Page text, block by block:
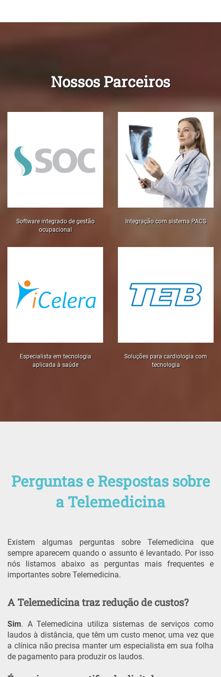
Nossos Parceiros
Software integrado de gestão
ocupacional
Integração com sistema PACS
Especialista em tecnologia
aplicada à saúde
Soluções para cardiologia com
tecnologia
Perguntas e Respostas sobre
a Telemedicina
Existem algumas perguntas sobre Telemedicina que
sempre aparecem quando o assunto é levantado. Por isso
nós listamos abaixo as perguntas mais frequentes e
importantes sobre Telemedicina.
A Telemedicina traz redução de custos?
Sim. A Telemedicina utiliza sistemas de serviços como
laudos à distância, que têm um custo menor, uma vez que
a clínica não precisa manter um especialista em sua folha
de pagamento para produzir os laudos.